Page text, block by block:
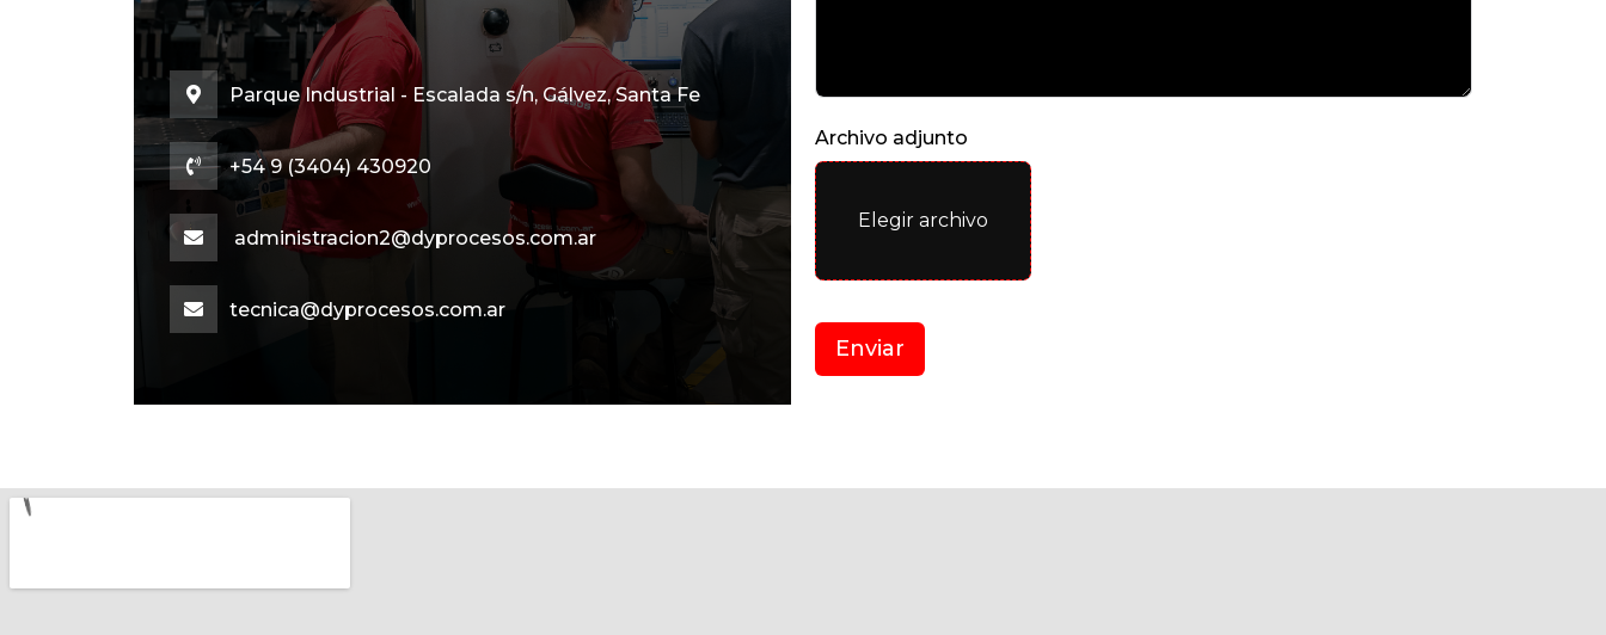
Parque Industrial - Escalada s/n, Gálvez, Santa Fe
+54 9 (3404) 430920
administracion2@dyprocesos.com.ar
tecnica@dyprocesos.com.ar
Archivo adjunto
Elegir archivo
Enviar